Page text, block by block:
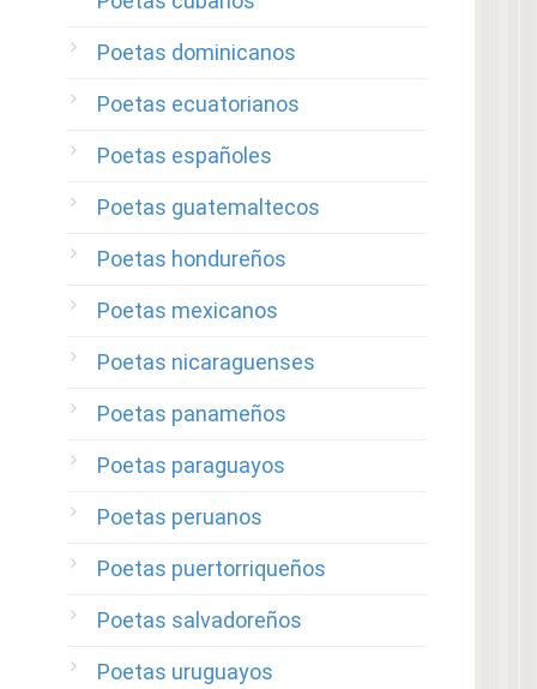
Poetas dominicanos
Poetas ecuatorianos
Poetas españoles
Poetas guatemaltecos
Poetas hondureños
Poetas mexicanos
Poetas nicaraguenses
Poetas panameños
Poetas paraguayos
Poetas peruanos
Poetas puertorriqueños
Poetas salvadoreños
Poetas uruguayos